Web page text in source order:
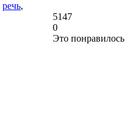
речь,
5147
0
Это понравилось